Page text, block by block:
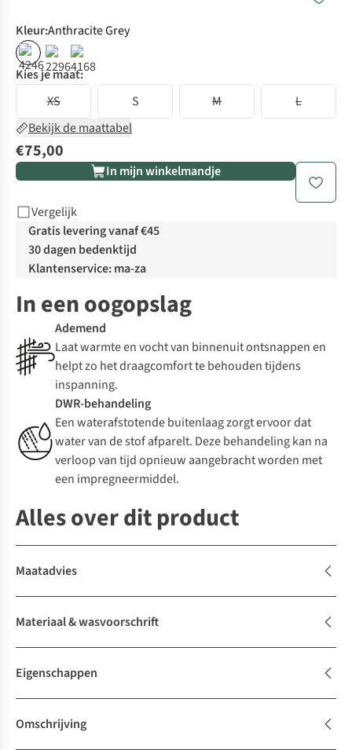
Kleur:Anthracite Grey
Kies je maat:
XS
S M
L
Bekijk de maattabel
€75,00
In mijn winkelmandje
Vergelijk
Gratis levering vanaf €45
30 dagen bedenktijd
Klantenservice: ma-za
In een oogopslag
Ademend
Laat warmte en vocht van binnenuit ontsnappen en
helpt zo het draagcomfort te behouden tijdens
inspanning.
DWR-behandeling
Een waterafstotende buitenlaag zorgt ervoor dat
water van de stof afparelt. Deze behandeling kan na
verloop van tijd opnieuw aangebracht worden met
een impregneermiddel.
Alles over dit product
Maatadvies
Materiaal & wasvoorschrift
Eigenschappen
Omschrijving